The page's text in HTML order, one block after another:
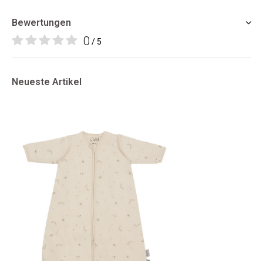
Bewertungen
0 / 5
Neueste Artikel